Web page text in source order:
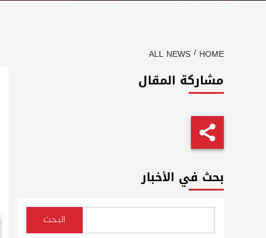
HOME
ALL NEWS
مشاركة المقال
بحث في الأخبار
البحث